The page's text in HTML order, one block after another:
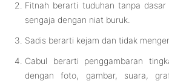
Fitnah berarti tuduhan tanpa
sengaja dengan niat buruk.
Sadis berarti kejam dan tidak
Cabul berarti penggambaran
dengan foto, gambar, suara,